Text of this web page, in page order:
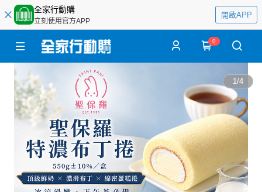
全家行動購
立刻使用官方APP
開啟APP
0
1/4